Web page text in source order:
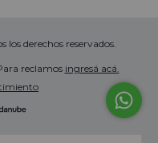
derechos reservados.
reclamos ingresá acá.